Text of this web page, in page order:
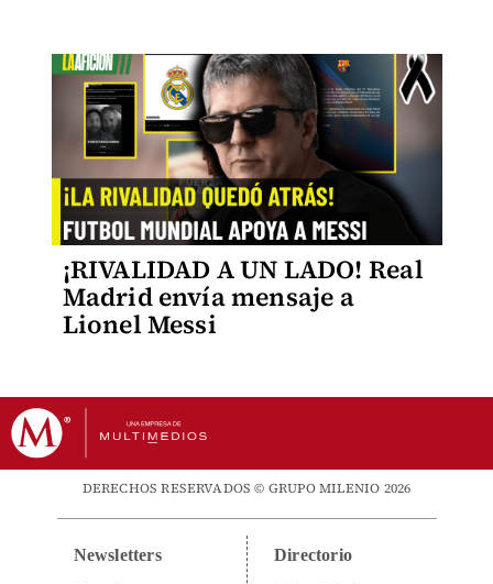
¡RIVALIDAD A UN LADO! Real
Madrid envía mensaje a
Lionel Messi
DERECHOS RESERVADOS © GRUPO MILENIO 2026
Newsletters Directorio